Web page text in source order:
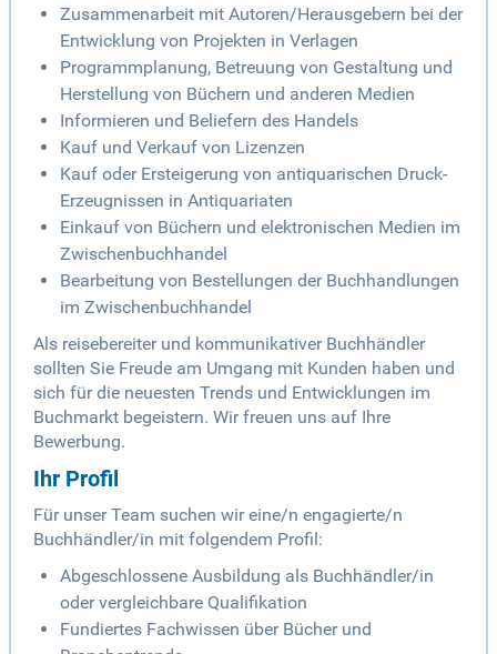
Zusammenarbeit mit Autoren/Herausgebern bei der
Entwicklung von Projekten in Verlagen
Programmplanung, Betreuung von Gestaltung und
Herstellung von Büchern und anderen Medien
Informieren und Beliefern des Handels
Kauf und Verkauf von Lizenzen
Kauf oder Ersteigerung von antiquarischen Druck-
Erzeugnissen in Antiquariaten
Einkauf von Büchern und elektronischen Medien im
Zwischenbuchhandel
Bearbeitung von Bestellungen der Buchhandlungen
im Zwischenbuchhandel
Als reisebereiter und kommunikativer Buchhändler
sollten Sie Freude am Umgang mit Kunden haben und
sich für die neuesten Trends und Entwicklungen im
Buchmarkt begeistern. Wir freuen uns auf Ihre
Bewerbung.
Ihr Profil
Für unser Team suchen wir eine/n engagierte/n
Buchhändler/in mit folgendem Profil:
Abgeschlossene Ausbildung als Buchhändler/in
oder vergleichbare Qualifikation
Fundiertes Fachwissen über Bücher und